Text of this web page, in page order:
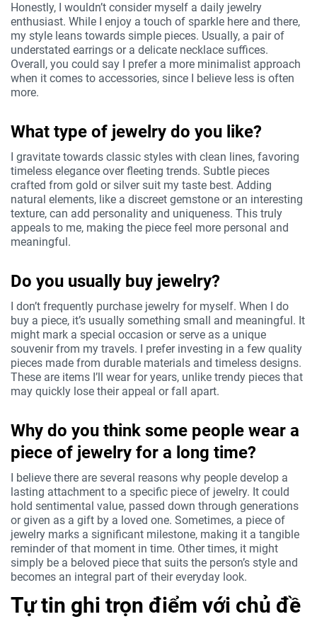
Honestly, I wouldn’t consider myself a daily jewelry
enthusiast. While I enjoy a touch of sparkle here and there,
my style leans towards simple pieces. Usually, a pair of
understated earrings or a delicate necklace suffices.
Overall, you could say I prefer a more minimalist approach
when it comes to accessories, since I believe less is often
more.
What type of jewelry do you like?
I gravitate towards classic styles with clean lines, favoring
timeless elegance over fleeting trends. Subtle pieces
crafted from gold or silver suit my taste best. Adding
natural elements, like a discreet gemstone or an interesting
texture, can add personality and uniqueness. This truly
appeals to me, making the piece feel more personal and
meaningful.
Do you usually buy jewelry?
I don’t frequently purchase jewelry for myself. When I do
buy a piece, it’s usually something small and meaningful. It
might mark a special occasion or serve as a unique
souvenir from my travels. I prefer investing in a few quality
pieces made from durable materials and timeless designs.
These are items I’ll wear for years, unlike trendy pieces that
may quickly lose their appeal or fall apart.
Why do you think some people wear a
piece of jewelry for a long time?
I believe there are several reasons why people develop a
lasting attachment to a specific piece of jewelry. It could
hold sentimental value, passed down through generations
or given as a gift by a loved one. Sometimes, a piece of
jewelry marks a significant milestone, making it a tangible
reminder of that moment in time. Other times, it might
simply be a beloved piece that suits the person’s style and
becomes an integral part of their everyday look.
Tự tin ghi trọn điểm với chủ đề